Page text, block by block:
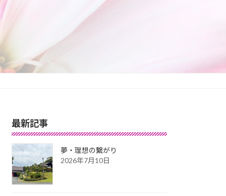
最新記事
夢・理想の繋がり
2026年7月10日